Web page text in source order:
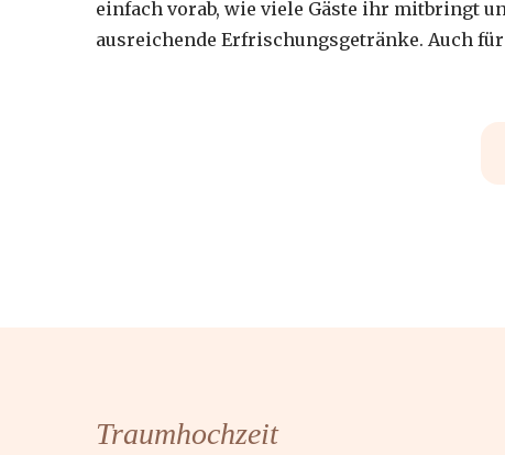
einfach vorab, wie viele Gäste ihr mitbringt
ausreichende Erfrischungsgetränke. Auch
Traumhochzeit